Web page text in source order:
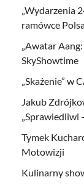
„Wydarzenia
ramówce
„Awatar
SkyShowtime
„Skażenie” w
Jakub
„Sprawiedliwi
Tymek
Motowizji
Kulinarny